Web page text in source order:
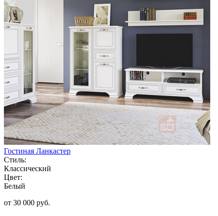
Гостиная Ланкастер
Стиль:
Классический
Цвет:
Белый
от 30 000 руб.